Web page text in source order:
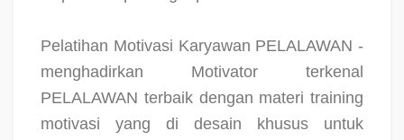
Pelatihan Motivasi Karyawan PELALAWAN -
menghadirkan Motivator terkenal
PELALAWAN terbaik dengan materi training
motivasi yang di desain khusus untuk